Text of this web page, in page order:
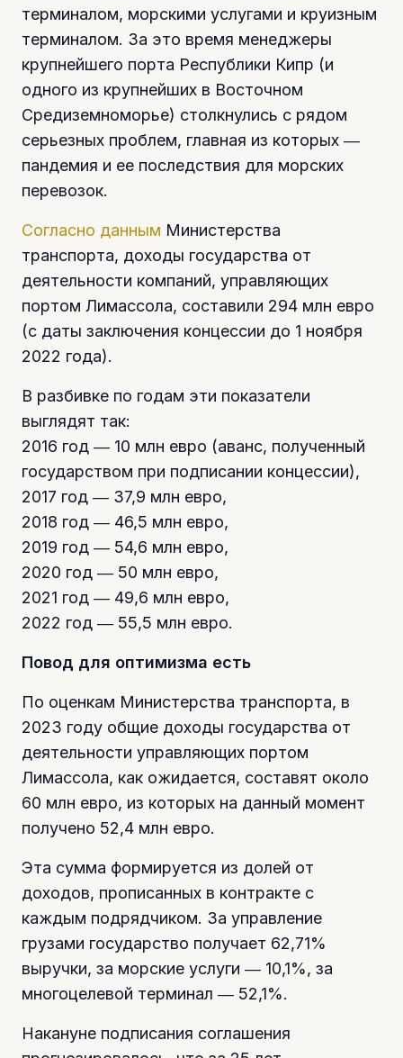
терминалом, морскими услугами и круизным
терминалом. За это время менеджеры
крупнейшего порта Республики Кипр (и
одного из крупнейших в Восточном
Средиземноморье) столкнулись с рядом
серьезных проблем, главная из которых ―
пандемия и ее последствия для морских
перевозок.
Согласно данным Министерства
транспорта, доходы государства от
деятельности компаний, управляющих
портом Лимассола, составили 294 млн евро
(с даты заключения концессии до 1 ноября
2022 года).
В разбивке по годам эти показатели
выглядят так:
2016 год ― 10 млн евро (аванс, полученный
государством при подписании концессии),
2017 год ― 37,9 млн евро,
2018 год ― 46,5 млн евро,
2019 год ― 54,6 млн евро,
2020 год ― 50 млн евро,
2021 год ― 49,6 млн евро,
2022 год ― 55,5 млн евро.
Повод для оптимизма есть
По оценкам Министерства транспорта, в
2023 году общие доходы государства от
деятельности управляющих портом
Лимассола, как ожидается, составят около
60 млн евро, из которых на данный момент
получено 52,4 млн евро.
Эта сумма формируется из долей от
доходов, прописанных в контракте с
каждым подрядчиком. За управление
грузами государство получает 62,71%
выручки, за морские услуги ― 10,1%, за
многоцелевой терминал ― 52,1%.
Накануне подписания соглашения